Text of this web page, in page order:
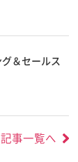
＆セールス
記事一覧へ